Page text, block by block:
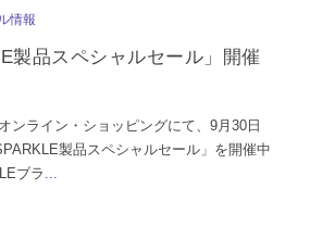
情報
製品スペシャルセール」開催
ンライン・ショッピングにて、9月30日
製品スペシャルセール」を開催中
ブラ ...